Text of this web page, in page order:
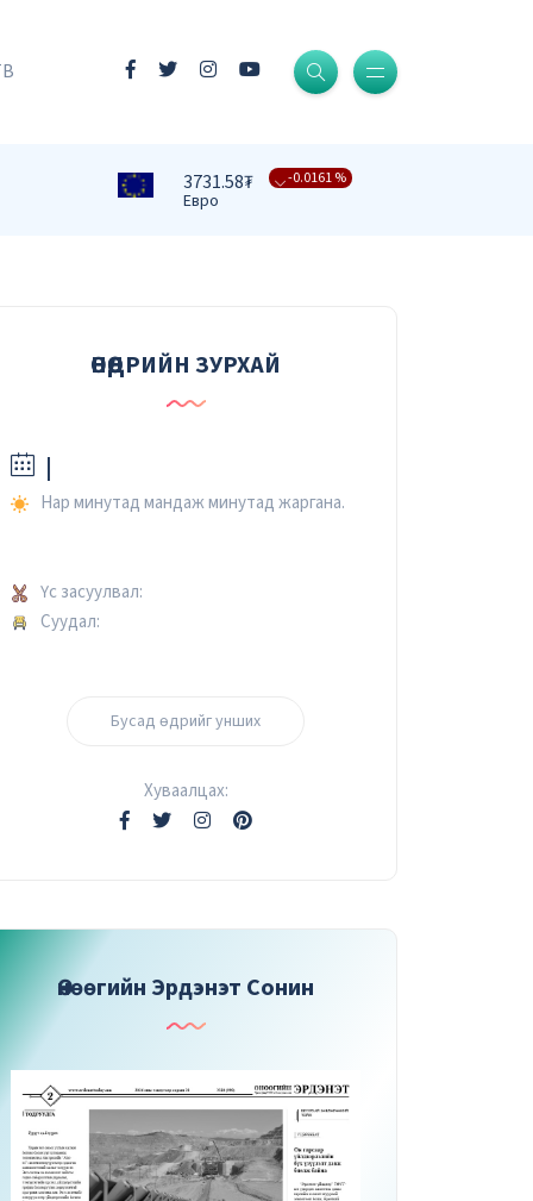
Доллар
4332.82₮ -0.0091 %
Фунт стерлинг
2.59₮
ӨНӨӨДРИЙН ЗУРХАЙ
|
Нар минутад мандаж минутад жаргана.
Үс засуулвал:
Суудал:
Бусад өдрийг унших
Хуваалцах:
Өнөөгийн Эрдэнэт Сонин